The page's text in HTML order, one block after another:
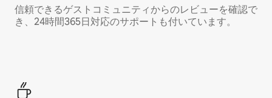
信頼できるゲストコミュニティからのレビューを確認で
き、24時間365日対応のサポートも付いています。